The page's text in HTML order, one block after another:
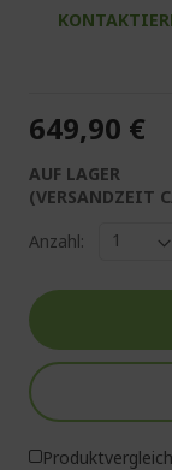
649,90 €
AUF LAGER
(VERSANDZEIT
Anzahl:
Produktvergleich